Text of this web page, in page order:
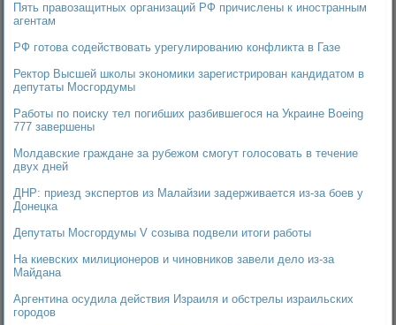
Пять правозащитных организаций РФ причислены к иностранным
агентам
РФ готова содействовать урегулированию конфликта в Газе
Ректор Высшей школы экономики зарегистрирован кандидатом в
депутаты Мосгордумы
Работы по поиску тел погибших разбившегося на Украине Boeing
777 завершены
Молдавские граждане за рубежом смогут голосовать в течение
двух дней
ДНР: приезд экспертов из Малайзии задерживается из-за боев у
Донецка
Депутаты Мосгордумы V созыва подвели итоги работы
На киевских милиционеров и чиновников завели дело из-за
Майдана
Аргентина осудила действия Израиля и обстрелы израильских
городов